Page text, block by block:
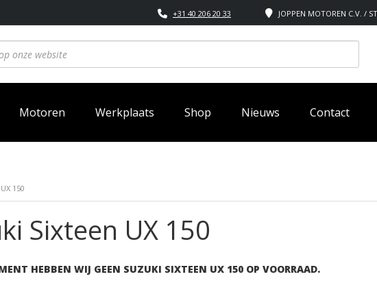
JOPPEN MOTOREN C.V. /
+31 40 206 20 33
Motoren Werkplaats Shop Nieuws Contact
150
Sixteen UX 150
HEBBEN WIJ GEEN SUZUKI SIXTEEN UX 150 OP VOORRAAD.